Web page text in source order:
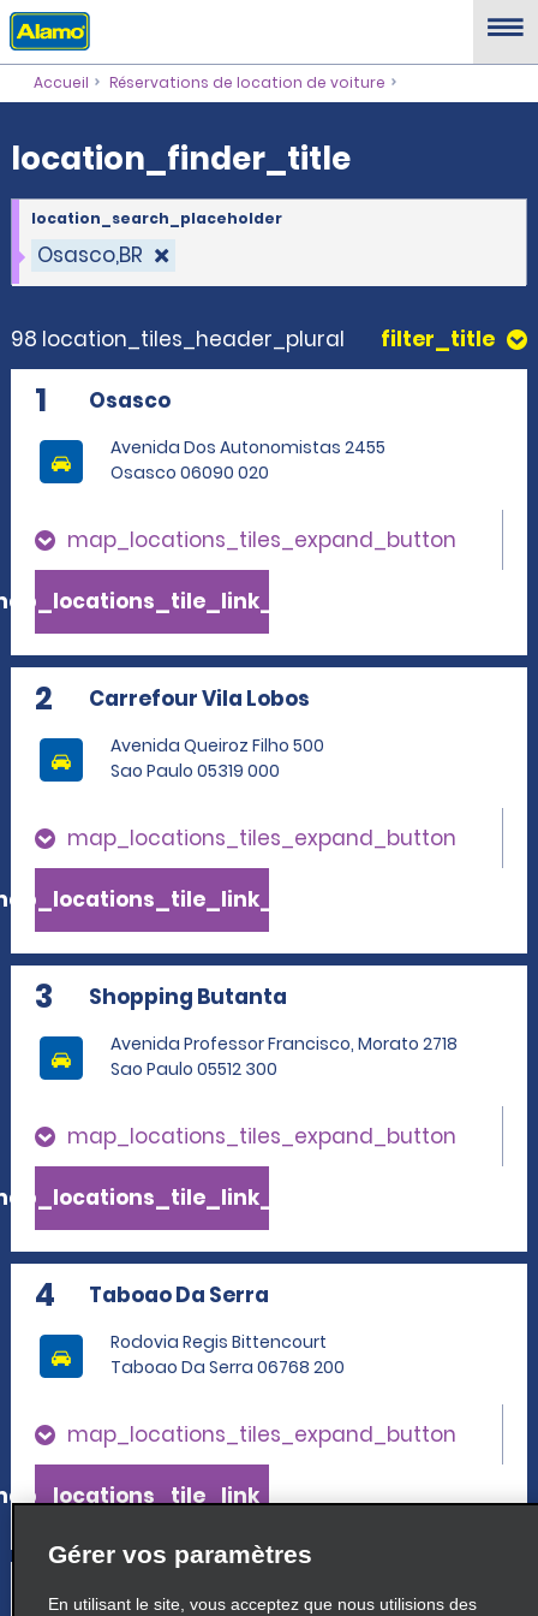
location_finder_title
Accueil Réservations de location de voiture
location_finder_title
Osasco,BR
location_search_placeholder
98 location_tiles_header_plural filter_title
1 Osasco
Avenida Dos Autonomistas 2455
Osasco 06090 020
map_locations_tiles_expand_button
2 Carrefour Vila Lobos
Avenida Queiroz Filho 500
Sao Paulo 05319 000
map_locations_tiles_expand_button
3 Shopping Butanta
Avenida Professor Francisco, Morato 2718
Sao Paulo 05512 300
map_locations_tiles_expand_button
4 Taboao Da Serra
Rodovia Regis Bittencourt
Taboao Da Serra 06768 200
map_locations_tiles_expand_button
5 Alphaville
Gérer vos paramètres
En utilisant le site, vous acceptez que nous utilisions des